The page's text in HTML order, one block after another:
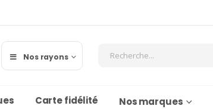
Nos rayons
Carte fidélité Nos marques